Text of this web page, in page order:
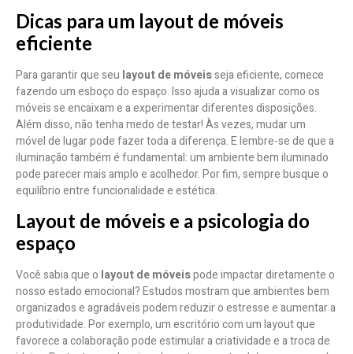
Dicas para um layout de móveis
eficiente
Para garantir que seu layout de móveisseja eficiente, comece
fazendo um esboço do espaço. Isso ajuda a visualizar como os
móveis se encaixam e a experimentar diferentes disposições.
Além disso, não tenha medo de testar! Às vezes, mudar um
móvel de lugar pode fazer toda a diferença. E lembre-se de que a
iluminação também é fundamental: um ambiente bem iluminado
pode parecer mais amplo e acolhedor. Por fim, sempre busque o
equilíbrio entre funcionalidade e estética.
Layout de móveis e a psicologia do
espaço
Você sabia que o layout de móveispode impactar diretamente o
nosso estado emocional? Estudos mostram que ambientes bem
organizados e agradáveis podem reduzir o estresse e aumentar a
produtividade. Por exemplo, um escritório com um layout que
favorece a colaboração pode estimular a criatividade e a troca de